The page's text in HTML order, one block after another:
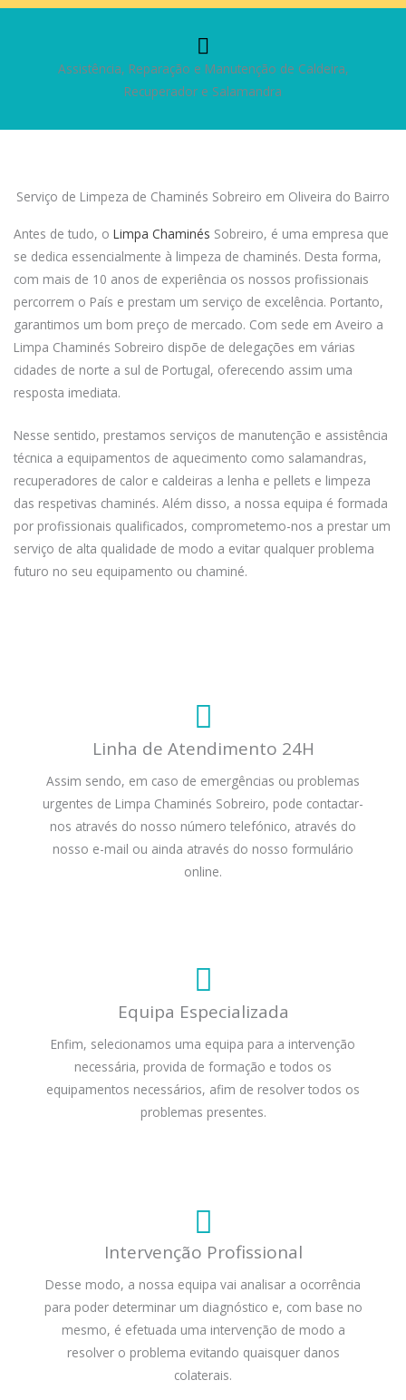
Assistência, Reparação e Manutenção de Caldeira,
Recuperador e Salamandra
Serviço de Limpeza de Chaminés Sobreiro em Oliveira do Bairro
Antes de tudo, o Limpa Chaminés Sobreiro, é uma empresa que
se dedica essencialmente à limpeza de chaminés. Desta forma,
com mais de 10 anos de experiência os nossos profissionais
percorrem o País e prestam um serviço de excelência. Portanto,
garantimos um bom preço de mercado. Com sede em Aveiro a
Limpa Chaminés Sobreiro dispõe de delegações em várias
cidades de norte a sul de Portugal, oferecendo assim uma
resposta imediata.
Nesse sentido, prestamos serviços de manutenção e assistência
técnica a equipamentos de aquecimento como salamandras,
recuperadores de calor e caldeiras a lenha e pellets e limpeza
das respetivas chaminés. Além disso, a nossa equipa é formada
por profissionais qualificados, comprometemo-nos a prestar um
serviço de alta qualidade de modo a evitar qualquer problema
futuro no seu equipamento ou chaminé.
Linha de Atendimento 24H
Assim sendo, em caso de emergências ou problemas
urgentes de Limpa Chaminés Sobreiro, pode contactar-
nos através do nosso número telefónico, através do
nosso e-mail ou ainda através do nosso formulário
online.
Equipa Especializada
Enfim, selecionamos uma equipa para a intervenção
necessária, provida de formação e todos os
equipamentos necessários, afim de resolver todos os
problemas presentes.
Intervenção Profissional
Desse modo, a nossa equipa vai analisar a ocorrência
para poder determinar um diagnóstico e, com base no
mesmo, é efetuada uma intervenção de modo a
resolver o problema evitando quaisquer danos
colaterais.